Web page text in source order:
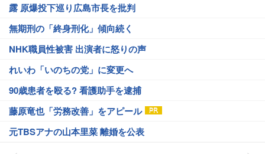
露 原爆投下巡り広島市長を批判
無期刑の「終身刑化」傾向続く
NHK職員性被害 出演者に怒りの声
れいわ「いのちの党」に変更へ
90歳患者を殴る? 看護助手を逮捕
藤原竜也「労務改善」をアピール
元TBSアナの山本里菜 離婚を公表